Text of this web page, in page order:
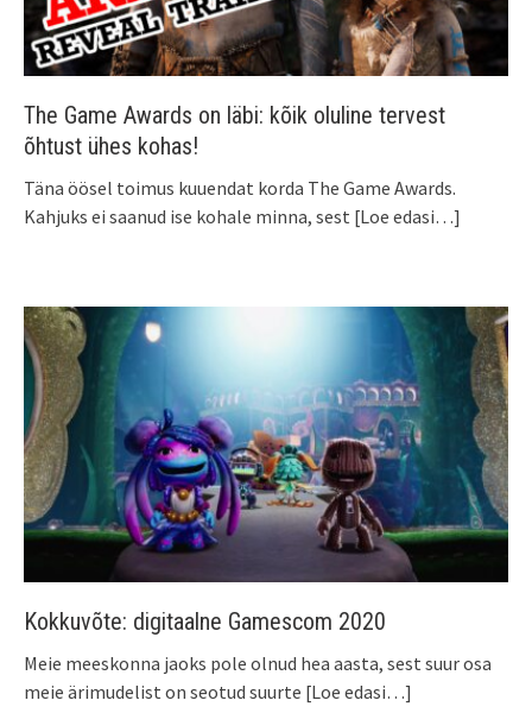
The Game Awards on läbi: kõik oluline tervest
õhtust ühes kohas!
Täna öösel toimus kuuendat korda The Game Awards.
Kahjuks ei saanud ise kohale minna, sest [Loe edasi…]
Kokkuvõte: digitaalne Gamescom 2020
Meie meeskonna jaoks pole olnud hea aasta, sest suur osa
meie ärimudelist on seotud suurte [Loe edasi…]